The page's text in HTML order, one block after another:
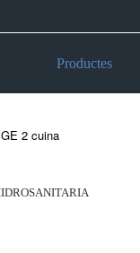
Productes
2 cuina